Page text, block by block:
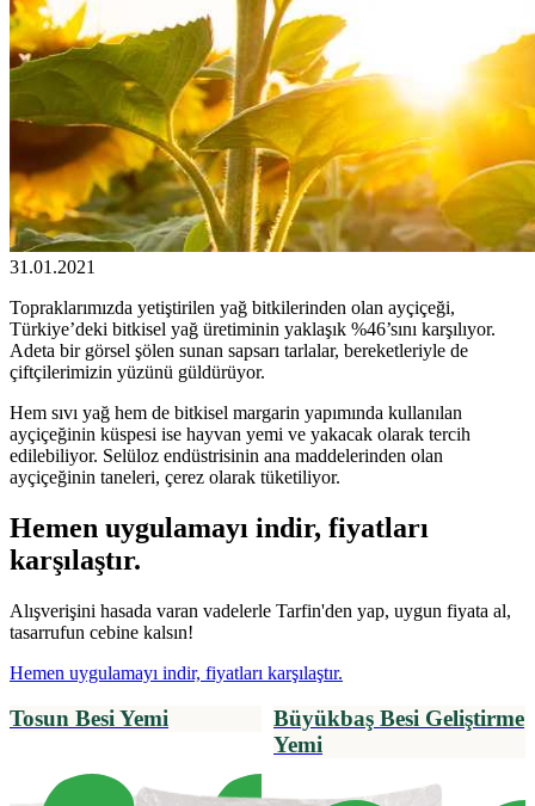
31.01.2021
Topraklarımızda yetiştirilen yağ bitkilerinden olan ayçiçeği,
Türkiye’deki bitkisel yağ üretiminin yaklaşık %46’sını karşılıyor.
Adeta bir görsel şölen sunan sapsarı tarlalar, bereketleriyle de
çiftçilerimizin yüzünü güldürüyor.
Hem sıvı yağ hem de bitkisel margarin yapımında kullanılan
ayçiçeğinin küspesi ise hayvan yemi ve yakacak olarak tercih
edilebiliyor. Selüloz endüstrisinin ana maddelerinden olan
ayçiçeğinin taneleri, çerez olarak tüketiliyor.
Hemen uygulamayı indir, fiyatları
karşılaştır.
Alışverişini hasada varan vadelerle Tarfin'den yap, uygun fiyata al,
tasarrufun cebine kalsın!
Hemen uygulamayı indir, fiyatları karşılaştır.
Tosun Besi Yemi
Büyükbaş Besi Geliştirme
Yemi